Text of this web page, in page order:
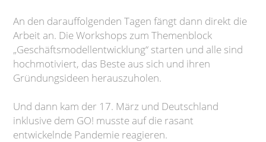
An den darauffolgenden Tagen fängt dann direkt die
Arbeit an. Die Workshops zum Themenblock
„Geschäftsmodellentwicklung“ starten und alle sind
hochmotiviert, das Beste aus sich und ihren
Gründungsideen herauszuholen.
Und dann kam der 17. März und Deutschland
inklusive dem GO! musste auf die rasant
entwickelnde Pandemie reagieren.